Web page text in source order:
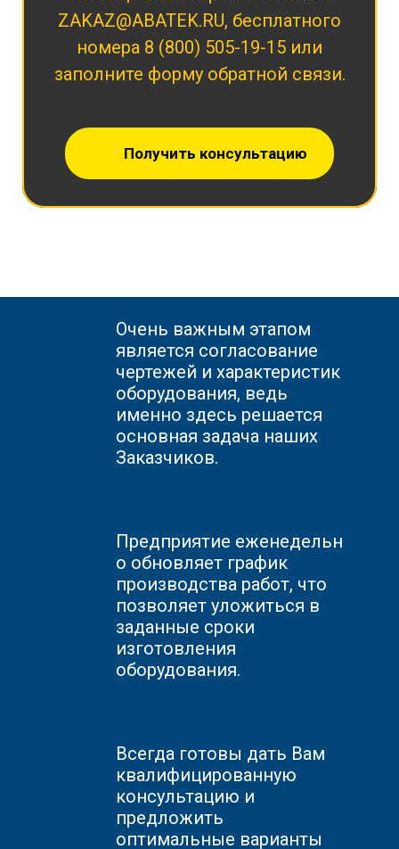
ZAKAZ@ABATEK.RU, бесплатного
номера 8 (800) 505-19-15 или
заполните форму обратной связи.
Получить консультацию
Очень важным этапом
является согласование
чертежей и характеристик
оборудования, ведь
именно здесь решается
основная задача наших
Заказчиков.
Предприятие еженедельн
о обновляет график
производства работ, что
позволяет уложиться в
заданные сроки
изготовления
оборудования.
Всегда готовы дать Вам
квалифицированную
консультацию и
предложить
оптимальные варианты